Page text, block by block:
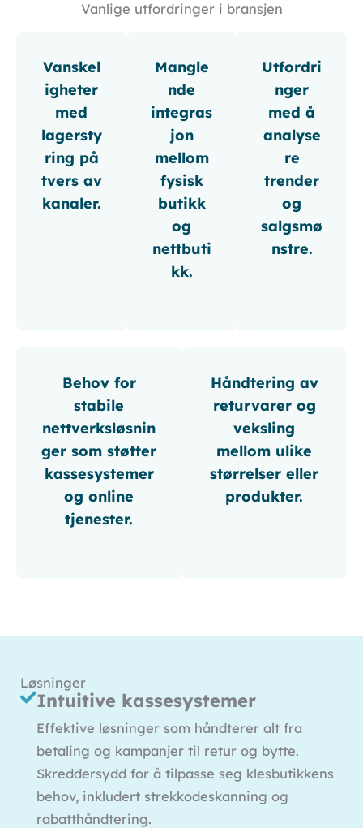
Vanlige utfordringer i bransjen
Vanskel
igheter
med
lagersty
ring på
tvers av
kanaler.
Mangle
nde
integras
jon
mellom
fysisk
butikk
og
nettbuti
kk.
Utfordri
nger
med å
analyse
re
trender
og
salgsmø
nstre.
Behov for
stabile
nettverksløsnin
ger som støtter
kassesystemer
og online
tjenester.
Håndtering av
returvarer og
veksling
mellom ulike
størrelser eller
produkter.
Løsninger
Intuitive kassesystemer
Effektive løsninger som håndterer alt fra
betaling og kampanjer til retur og bytte.
Skreddersydd for å tilpasse seg klesbutikkens
behov, inkludert strekkodeskanning og
rabatthåndtering.